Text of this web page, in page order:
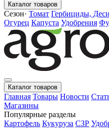
Каталог товаров
Сезон· Томат Гербициды,
Огурец Капуста Удобрения
Каталог товаров
Главная Товары Новости
Магазины
Популярные разделы
Картофель Кукуруза СЗР